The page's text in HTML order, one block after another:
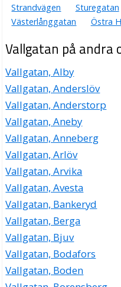
Strandvägen
Sturegatan
Västerlånggatan
Östra
Vallgatan på andra
Vallgatan, Alby
Vallgatan, Anderslöv
Vallgatan, Anderstorp
Vallgatan, Aneby
Vallgatan, Anneberg
Vallgatan, Arlöv
Vallgatan, Arvika
Vallgatan, Avesta
Vallgatan, Bankeryd
Vallgatan, Berga
Vallgatan, Bjuv
Vallgatan, Bodafors
Vallgatan, Boden